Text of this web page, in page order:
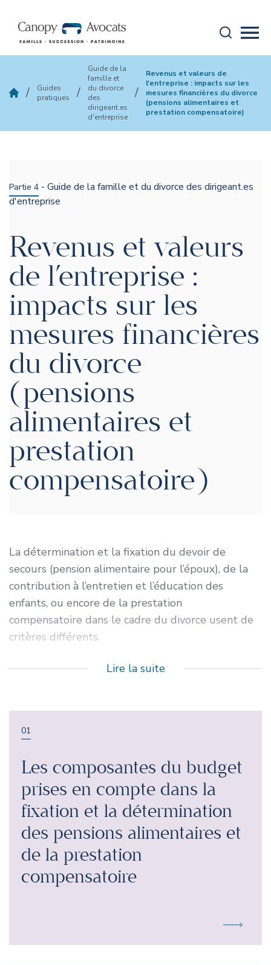
/
Guides
pratiques
/
Guide de la
famille et
du divorce
des
dirigeant.es
d'entreprise
/
Revenus et valeurs de
l'entreprise : impacts sur les
mesures financières du divorce
(pensions alimentaires et
prestation compensatoire)
Partie 4- Guide de la famille et du divorce des dirigeant.es
d'entreprise
Revenus et valeurs
de l’entreprise :
impacts sur les
mesures financières
du divorce
(pensions
alimentaires et
prestation
compensatoire)
La détermination et la fixation du devoir de
secours (pension alimentaire pour l’époux), de la
contribution à l’entretien et l’éducation des
enfants, ou encore de la prestation
compensatoire dans le cadre du divorce usent de
critères différents.
Lire la suite
01
Les composantes du budget
prises en compte dans la
fixation et la détermination
des pensions alimentaires et
de la prestation
compensatoire